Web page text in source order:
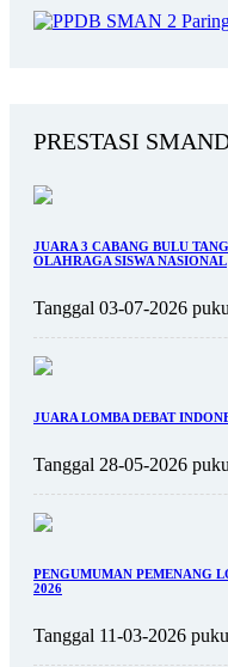
PRESTASI
JUARA 3 CABANG BULU
OLAHRAGA SISWA NASIONAL
Tanggal 03-07-2026
JUARA LOMBA DEBAT
Tanggal 28-05-2026
PENGUMUMAN PEMENANG
2026
Tanggal 11-03-2026